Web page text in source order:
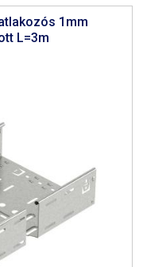
1mm
L=3m